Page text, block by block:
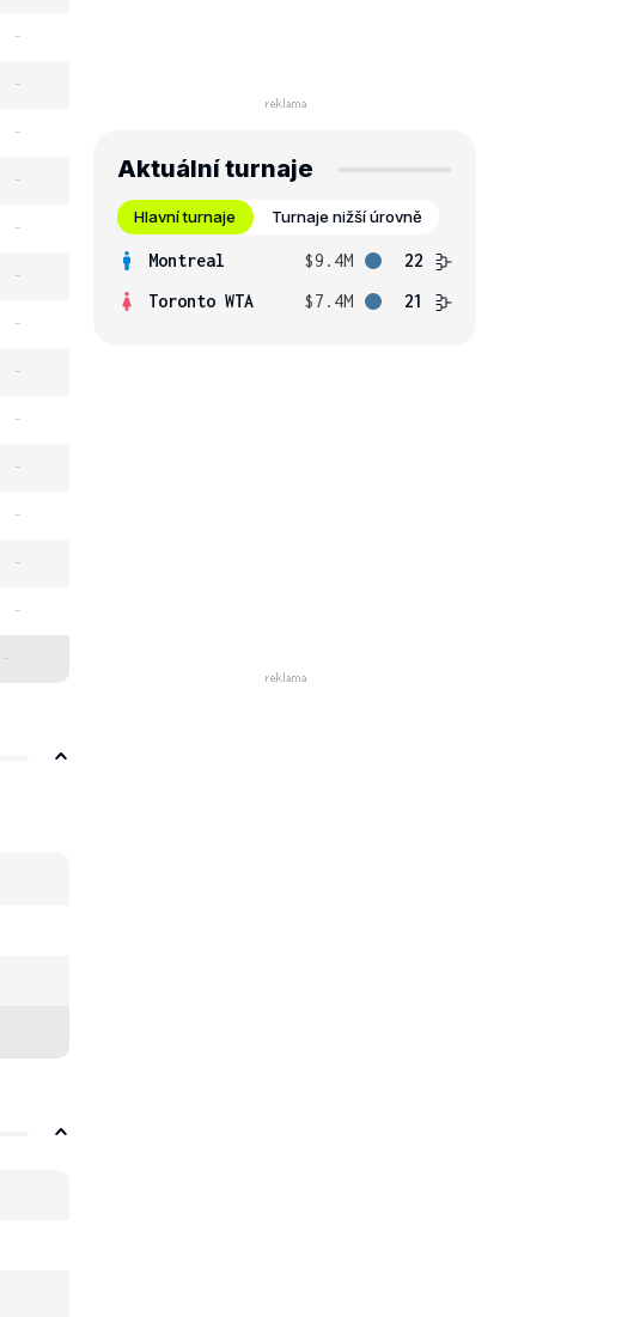
-
-
-
-
-
-
-
-
-
-
-
-
-
-
Aktuální turnaje
Hlavní turnaje Turnaje nižší úrovně
Montreal $9.4M
22
Toronto WTA
$7.4M 21